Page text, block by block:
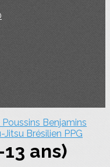
Poussins Benjamins
Jitsu Brésilien PPG
ans)